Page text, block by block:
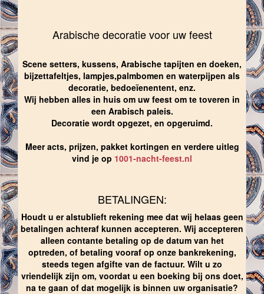
Arabische decoratie voor uw feest
Scene setters, kussens, Arabische tapijten en doeken,
bijzettafeltjes, lampjes,palmbomen en waterpijpen als
decoratie, bedoeïenentent, enz.
Wij hebben alles in huis om uw feest om te toveren in
een Arabisch paleis.
Decoratie wordt opgezet, en opgeruimd.
Meer acts, prijzen, pakket kortingen en verdere uitleg
vind je op 1001-nacht-feest.nl
BETALINGEN:
Houdt u er alstublieft rekening mee dat wij helaas geen
betalingen achteraf kunnen accepteren. Wij accepteren
alleen contante betaling op de datum van het
optreden, of betaling vooraf op onze bankrekening,
steeds tegen afgifte van de factuur. Wilt u zo
vriendelijk zijn om, voordat u een boeking bij ons doet,
na te gaan of dat mogelijk is binnen uw organisatie?